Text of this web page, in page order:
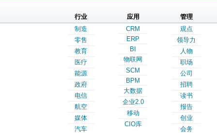
行业
制造
零售
教育
医疗
能源
政府
电信
航空
媒体
汽车
应用
CRM
ERP
BI
物联网
SCM
BPM
大数据
企业2.0
移动
CIO库
管理
观点
领导力
人物
职场
公司
招聘
读书
报告
创业
会务